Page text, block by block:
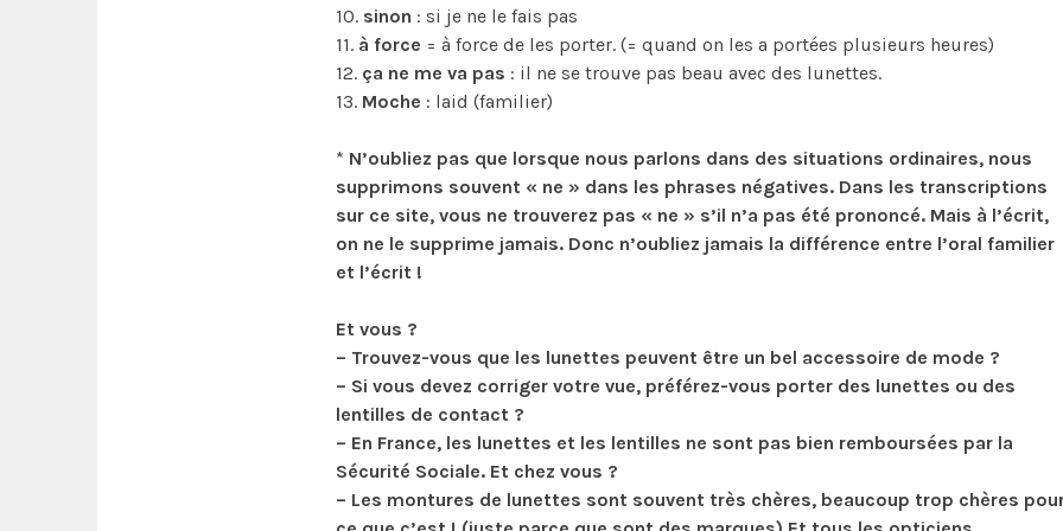
10. sinon : si je ne le fais pas
11. à force = à force de les porter. (= quand on les a portées plusieurs heures)
12. ça ne me va pas : il ne se trouve pas beau avec des lunettes.
13. Moche : laid (familier)
* N’oubliez pas que lorsque nous parlons dans des situations ordinaires, nous
supprimons souvent « ne » dans les phrases négatives. Dans les transcriptions
sur ce site, vous ne trouverez pas « ne » s’il n’a pas été prononcé. Mais à l’écrit,
on ne le supprime jamais. Donc n’oubliez jamais la différence entre l’oral familier
et l’écrit !
Et vous ?
– Trouvez-vous que les lunettes peuvent être un bel accessoire de mode ?
– Si vous devez corriger votre vue, préférez-vous porter des lunettes ou des
lentilles de contact ?
– En France, les lunettes et les lentilles ne sont pas bien remboursées par la
Sécurité Sociale. Et chez vous ?
– Les montures de lunettes sont souvent très chères, beaucoup trop chères